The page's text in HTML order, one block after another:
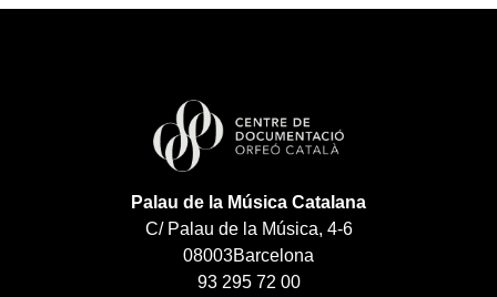
Palau de la Música Catalana
C/ Palau de la Música, 4-6
08003Barcelona
93 295 72 00